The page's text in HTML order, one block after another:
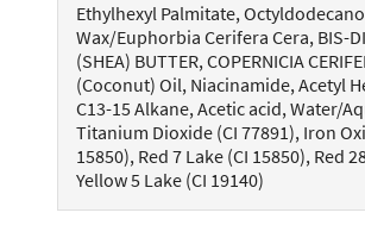
Ethylhexyl Palmitate,
Wax/Euphorbia Cerifera Cera, BIS-
(SHEA) BUTTER, COPERNICIA
(Coconut) Oil, Niacinamide, Acetyl
C13-15 Alkane, Acetic acid, Water/
Titanium Dioxide (CI 77891), Iron
15850), Red 7 Lake (CI 15850), Red
Yellow 5 Lake (CI 19140)